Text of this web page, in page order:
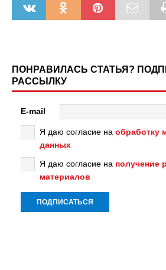
ПОНРАВИЛАСЬ СТАТЬЯ?
РАССЫЛКУ
E-mail
Я даю согласие на обработку
данных
Я даю согласие на получение
материалов